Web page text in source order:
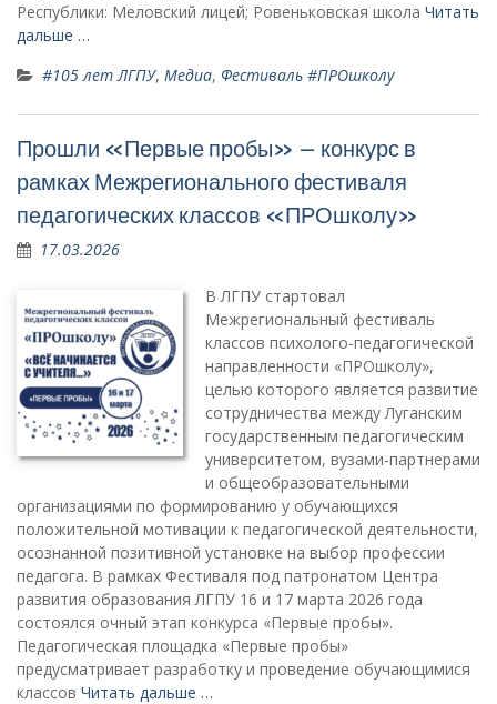
Республики: Меловский лицей; Ровеньковская школа Читать
дальше …
#105 лет ЛГПУ, Медиа, Фестиваль #ПРОшколу
Прошли «Первые пробы» – конкурс в
рамках Межрегионального фестиваля
педагогических классов «ПРОшколу»
17.03.2026
В ЛГПУ стартовал
Межрегиональный фестиваль
классов психолого-педагогической
направленности «ПРОшколу»,
целью которого является развитие
сотрудничества между Луганским
государственным педагогическим
университетом, вузами-партнерами
и общеобразовательными
организациями по формированию у обучающихся
положительной мотивации к педагогической деятельности,
осознанной позитивной установке на выбор профессии
педагога. В рамках Фестиваля под патронатом Центра
развития образования ЛГПУ 16 и 17 марта 2026 года
состоялся очный этап конкурса «Первые пробы».
Педагогическая площадка «Первые пробы»
предусматривает разработку и проведение обучающимися
классов Читать дальше …